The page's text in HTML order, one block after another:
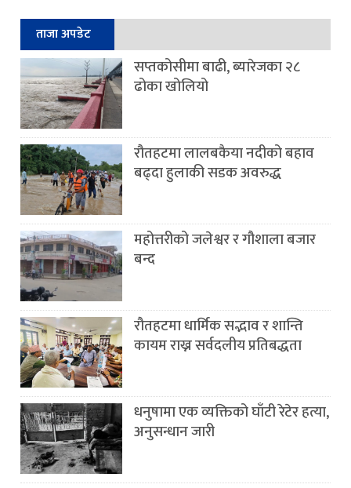
ताजा अपडेट
सप्तकोसीमा बाढी, ब्यारेजका २८
ढोका खोलियो
रौतहटमा लालबकैया नदीको बहाव
बढ्दा हुलाकी सडक अवरुद्ध
महोत्तरीको जलेश्वर र गौशाला बजार
बन्द
रौतहटमा धार्मिक सद्भाव र शान्ति
कायम राख्न सर्वदलीय प्रतिबद्धता
धनुषामा एक व्यक्तिको घाँटी रेटेर हत्या,
अनुसन्धान जारी